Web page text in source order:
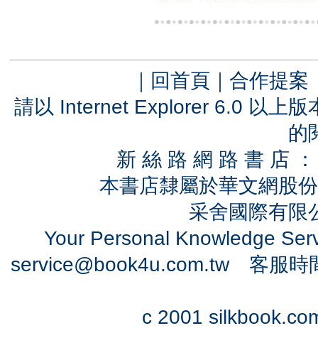
｜ 回首頁 ｜ 合作提案
請以 Internet Explorer 6.0 以上
的
新 絲 路 網 路 書 店
本書店隸屬於華文網股
采舍國際有
Your Personal Knowledge
service@book4u.com.tw客服時
c 2001